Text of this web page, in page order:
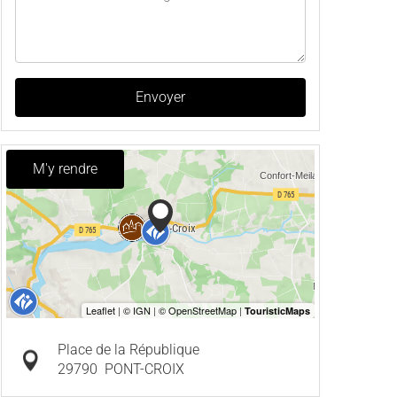
Envoyer
M'y rendre
Place de la République
29790 PONT-CROIX